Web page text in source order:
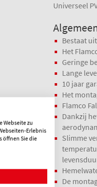
Universeel
Bestaat
Het
Geringe
Lange
10 jaar
Het
Flamco
Dankzij
Slimme
De
Webseite zu
Erlebnis
öffnen Sie die